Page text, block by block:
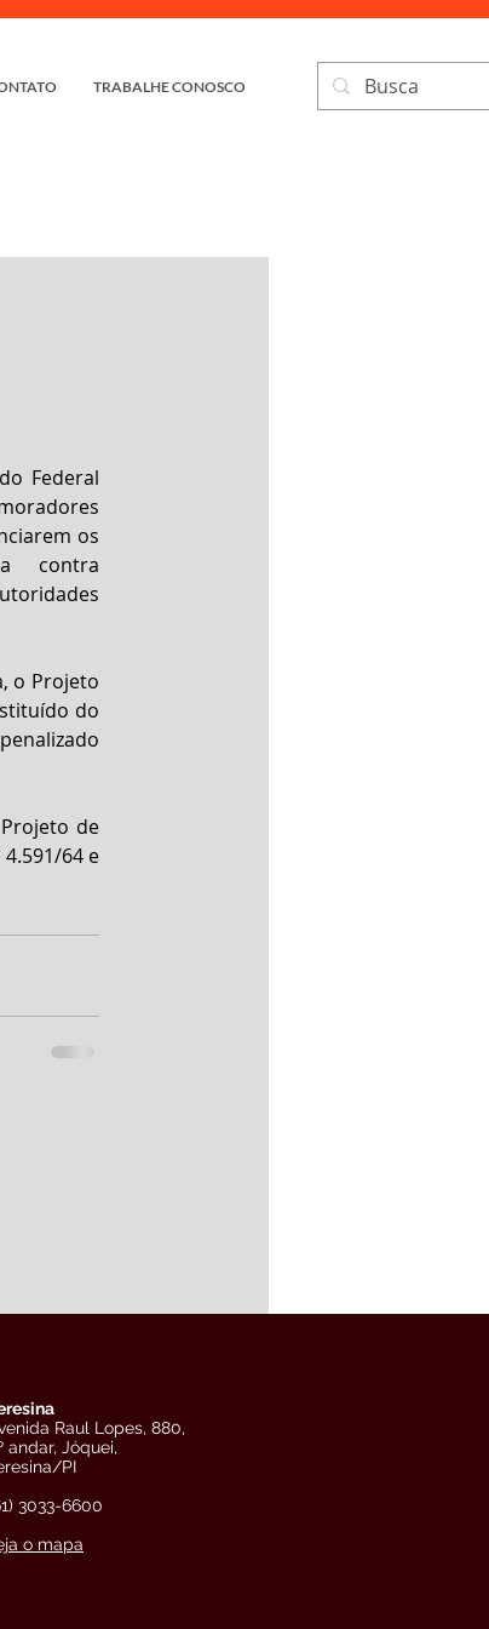
TRABALHE CONOSCO
Federal
os
contra
o Projeto
do
de
4.591/64 e
Raul Lopes, 880,
andar, Jóquei,
PI
3033-6600
o mapa